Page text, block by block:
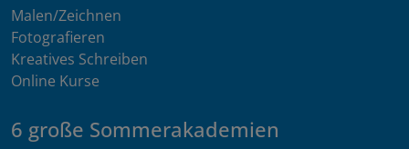
Malen/Zeichnen
Fotografieren
Kreatives Schreiben
Online Kurse
6 große Sommerakademien